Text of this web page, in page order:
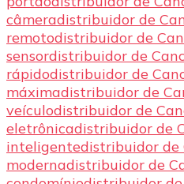
câmeradistribuidor de
remotodistribuidor de
sensordistribuidor de
rápidodistribuidor de
máximadistribuidor de
veículodistribuidor de
eletrônicadistribuidor de
inteligentedistribuidor de
modernadistribuidor de